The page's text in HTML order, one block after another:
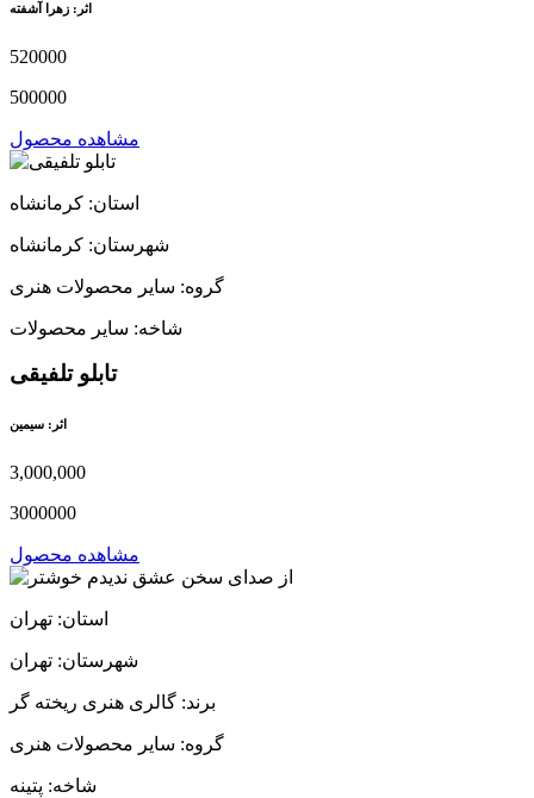
اثر: زهرا آشفته
520000
500000
مشاهده محصول
استان: کرمانشاه
شهرستان: کرمانشاه
گروه: سایر محصولات هنری
شاخه: سایر محصولات
تابلو تلفیقی
اثر: سیمین
3,000,000
3000000
مشاهده محصول
استان: تهران
شهرستان: تهران
برند: گالری هنری ریخته گر
گروه: سایر محصولات هنری
شاخه: پتینه